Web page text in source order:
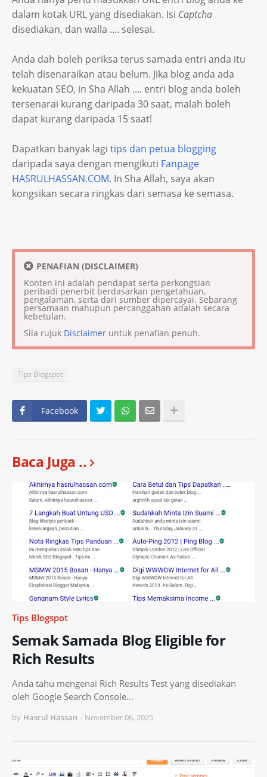
dalam kotak URL yang disediakan. Isi Captcha
disediakan, dan walla .... selesai.
Anda dah boleh periksa terus samada entri anda itu
telah disenaraikan atau belum. Jika blog anda ada
kekuatan SEO, in Sha Allah .... entri blog anda boleh
tersenarai kurang daripada 30 saat, malah boleh
dapat kurang daripada 15 saat!
Dapatkan banyak lagi tips dan petua blogging
daripada saya dengan mengikuti Fanpage
HASRULHASSAN.COM. In Sha Allah, saya akan
kongsikan secara ringkas dari semasa ke semasa.
PENAFIAN (DISCLAIMER)
Konten ini adalah pendapat serta perkongsian
peribadi penerbit berdasarkan pengetahuan,
pengalaman, serta dari sumber dipercayai. Sebarang
persamaan mahupun percanggahan adalah secara
kebetulan.
Sila rujuk Disclaimer untuk penafian penuh.
Tips Blogspot
Facebook
Baca Juga ..
Tips Blogspot
Semak Samada Blog Eligible for
Rich Results
Anda tahu mengenai Rich Results Test yang disediakan
oleh Google Search Console…
by Hasrul Hassan - November 06, 2025